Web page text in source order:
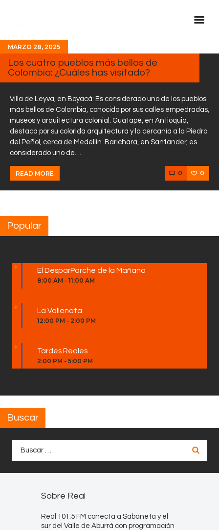
Inicio Real FM
Streaming
Descarga La APP
Programas
Noticias
Sobre Nosotros
Contactos
MARZO 28, 2025
Los cuatro pueblos más bellos de
Colombia: ¿Cuáles has visitado?
Villa de Leyva, en Boyacá: Es considerado uno de los pueblos
más bellos de Colombia, conocido por sus calles empedradas,
museos y arquitectura colonial. Guatapé, en Antioquia,
destaca por su colorida arquitectura y la cercanía a la Piedra
del Peñol, cerca de Medellín. Barichara, en Santander, es
considerado uno de…
READ MORE 0 0
Popular
El DesparParche de la Mañana
8:00 AM - 11:00 AM
La Vallenata
12:00 PM - 2:00 PM
Tardes Reales
2:00 PM - 5:00 PM
Buscar
Sobre Real
Real 101.5 FM conecta a Sabaneta y el
sur del Valle de Aburrá con programación